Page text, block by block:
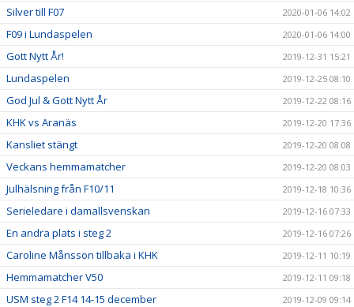
Silver till F07 2020-01-06 14:02
F09 i Lundaspelen 2020-01-06 14:00
Gott Nytt År! 2019-12-31 15:21
Lundaspelen 2019-12-25 08:10
God Jul & Gott Nytt År 2019-12-22 08:16
KHK vs Aranäs 2019-12-20 17:36
Kansliet stängt 2019-12-20 08:08
Veckans hemmamatcher 2019-12-20 08:03
Julhälsning från F10/11 2019-12-18 10:36
Serieledare i damallsvenskan 2019-12-16 07:33
En andra plats i steg 2 2019-12-16 07:26
Caroline Månsson tillbaka i KHK 2019-12-11 10:19
Hemmamatcher V50 2019-12-11 09:18
USM steg 2 F14 14-15 december 2019-12-09 09:14